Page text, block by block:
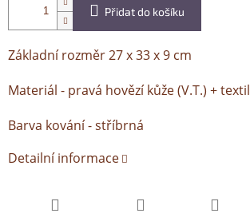
Přidat do košíku
Základní rozměr 27 x 33 x 9 cm
Materiál - pravá hovězí kůže (V.T.) + textil
Barva kování - stříbrná
Detailní informace